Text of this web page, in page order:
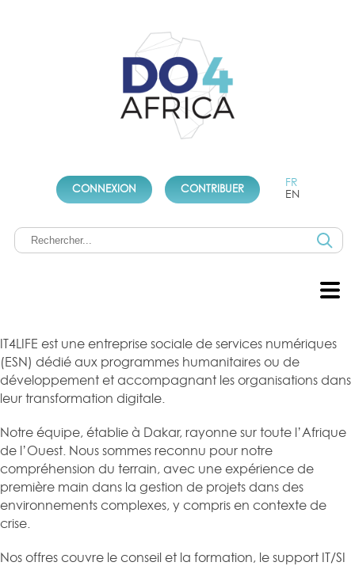
CONNEXION CONTRIBUER
FR
EN
IT4LIFE est une entreprise sociale de services numériques
(ESN) dédié aux programmes humanitaires ou de
développement et accompagnant les organisations dans
leur transformation digitale.
Notre équipe, établie à Dakar, rayonne sur toute l’Afrique
de l’Ouest. Nous sommes reconnu pour notre
compréhension du terrain, avec une expérience de
première main dans la gestion de projets dans des
environnements complexes, y compris en contexte de
crise.
Nos offres couvre le conseil et la formation, le support IT/SI